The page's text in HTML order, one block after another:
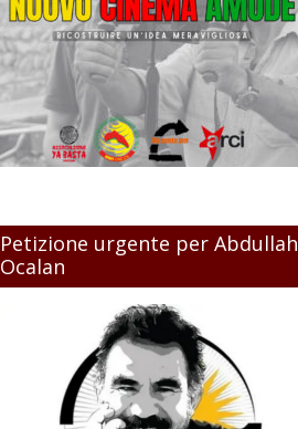
Petizione urgente per Abdullah
Ocalan